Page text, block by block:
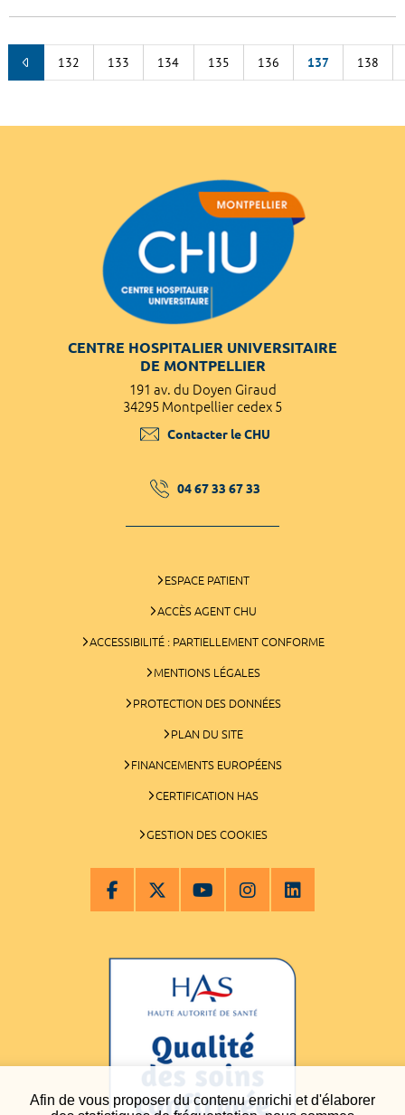
Afin de vous proposer du contenu enrichi et d'élaborer
132 133 134 135 136 137 138
CENTRE HOSPITALIER UNIVERSITAIRE
DE MONTPELLIER
191 av. du Doyen Giraud
34295 Montpellier cedex 5
Contacter le CHU
04 67 33 67 33
ESPACE PATIENT
ACCÈS AGENT CHU
ACCESSIBILITÉ : PARTIELLEMENT CONFORME
MENTIONS LÉGALES
PROTECTION DES DONNÉES
PLAN DU SITE
FINANCEMENTS EUROPÉENS
CERTIFICATION HAS
GESTION DES COOKIES